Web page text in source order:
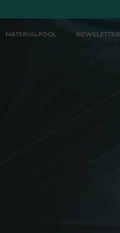
MATERIALPOOL NEWSLETTER